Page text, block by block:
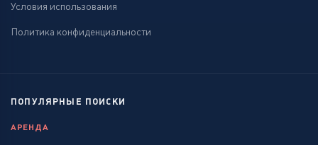
Условия использования
Политика конфиденциальности
ПОПУЛЯРНЫЕ ПОИСКИ
АРЕНДА